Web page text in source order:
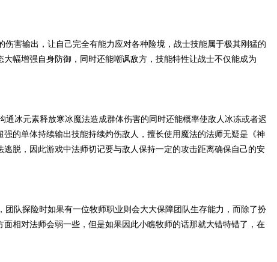
害输出，让自己完全有能力应对各种险境，战士技能属于极其刚猛的
幅增强自身防御，同时还能嘲讽敌方，技能特性让战士不仅能成为
冰元素释放寒冰魔法造成群体伤害的同时还能概率使敌人冰冻或者迟
的单体持续输出技能持续灼伤敌人，擅长使用魔法的法师无疑是《神
脱，因此游戏中法师切记要与敌人保持一定的攻击距离确保自己的安
队探险时如果有一位牧师职业则会大大保障团队生存能力，而除了扮
相对法师会弱一些，但是如果因此小瞧牧师的话那就大错特错了，在